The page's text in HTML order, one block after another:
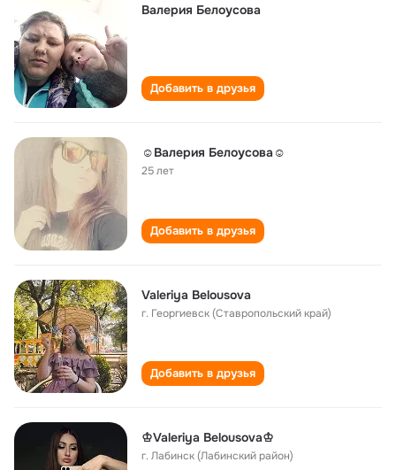
Валерия Белоусова
Добавить в друзья
☺Валерия Белоусова☺
25 лет
Добавить в друзья
Valeriya Belousova
г. Георгиевск (Ставропольский край)
Добавить в друзья
♔Valeriya Belousova♔
г. Лабинск (Лабинский район)